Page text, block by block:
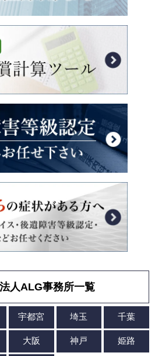
人ALG事務所一覧